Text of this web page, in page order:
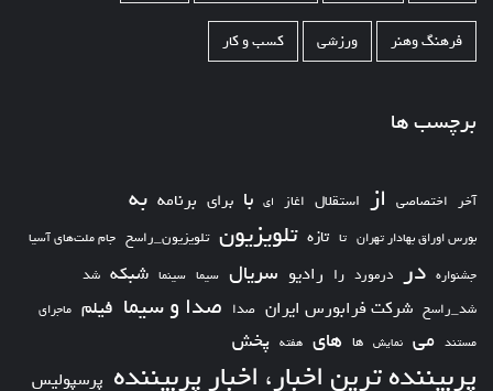
فرهنگ وهنر ورزشی کسب و کار
برچسب ها
آخر اختصاصی از استقلال اغاز ای با برای برنامه به
بورس اوراق بهادار تهران تا تازه تلویزیون تلویزیون_راسخ جام ملت‌های آسیا
جشنواره در درمورد را رادیو سریال سیما سینما شبکه شد
شد_راسخ شرکت فرابورس ایران صدا صدا و سیما فیلم ماجرای
مستند می نمایش ها های هفته پخش
پربیننده ترین اخبار، اخبار پربیننده پرسپولیس